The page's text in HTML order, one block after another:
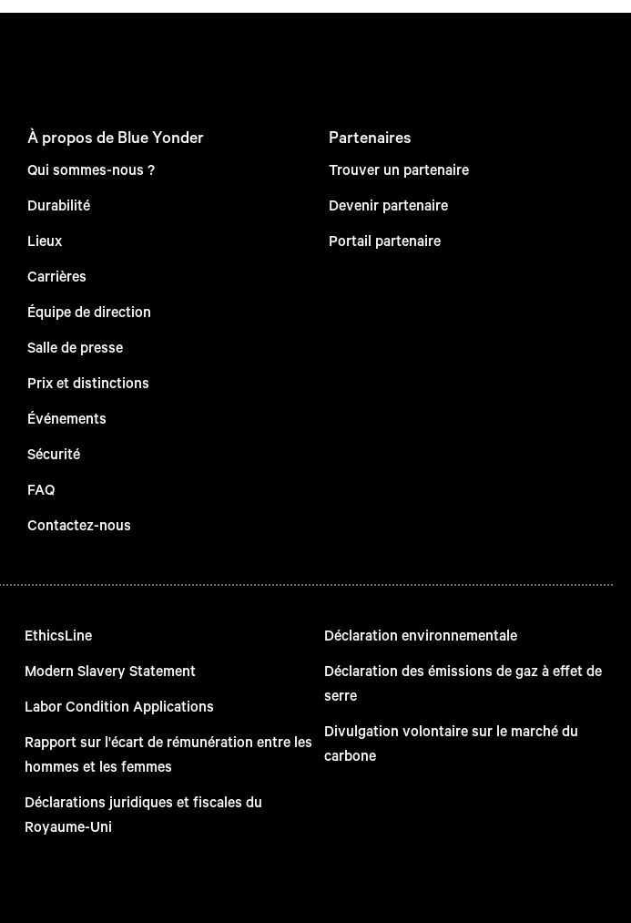
À propos de Blue Yonder
Qui sommes-nous ?
Durabilité
Lieux
Carrières
Équipe de direction
Salle de presse
Prix et distinctions
Événements
Sécurité
FAQ
Contactez-nous
Partenaires
Trouver un partenaire
Devenir partenaire
Portail partenaire
EthicsLine
Modern Slavery Statement
Labor Condition Applications
Rapport sur l'écart de rémunération entre les
hommes et les femmes
Déclarations juridiques et fiscales du
Royaume-Uni
Déclaration environnementale
Déclaration des émissions de gaz à effet de
serre
Divulgation volontaire sur le marché du
carbone